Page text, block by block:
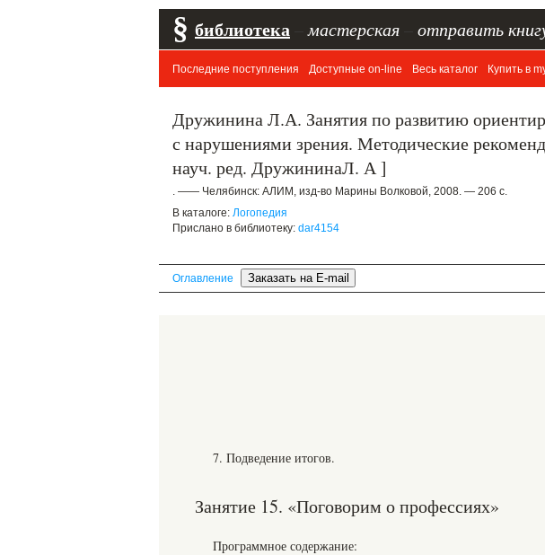
§ библиотека мастерская отправить
Последние поступления Доступные on-line Весь каталог Купить в
Дружинина Л.А. Занятия по развитию
с нарушениями зрения. Методические
науч. ред. ДружининаЛ. А ]
. —— Челябинск: АЛИМ, изд-во Марины Волковой, 2008. — 206 с.
В каталоге: Логопедия
Прислано в библиотеку: dar4154
Оглавление
7. Подведение итогов.
Занятие 15. «Поговорим о профессиях»
Программное содержание: